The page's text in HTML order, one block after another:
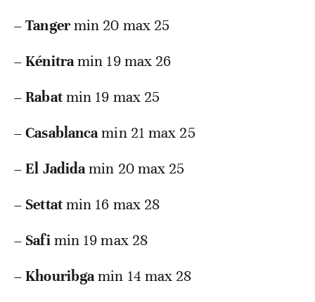
–Tangermin 20 max 25
–Kénitramin 19 max 26
–Rabatmin 19 max 25
–Casablancamin 21 max 25
–El Jadidamin 20 max 25
– Settatmin 16 max 28
– Safimin 19 max 28
–Khouribgamin 14 max 28